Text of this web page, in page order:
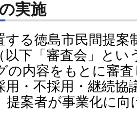
実施
る徳島市民間提案
以下「審査会」とい
の内容をもとに審
・不採用・継続協
提案者が事業化に